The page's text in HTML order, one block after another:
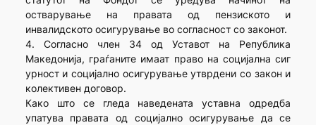
остварување на правата од пензиското и
инвалидското осигурување во согласност со законот.
4. Согласно член 34 од Уставот на Република
Македонија, граѓаните имаат право на социјална сиг
урност и социјално осигурување утврдени со закон и
колективен договор.
Како што се гледа наведената уставна одредба
упатува правата од социјално осигурување да се